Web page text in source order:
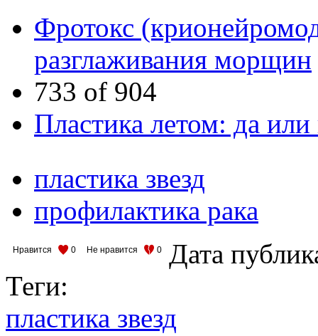
Фротокс
разглаживания морщин
733 of 904
Пластика летом: да или
пластика звезд
профилактика рака
Нравится 0 Не нравится 0
Дата
Теги:
пластика звезд